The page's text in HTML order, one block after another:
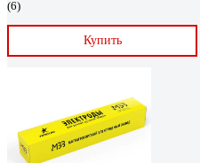
(6)
Купить